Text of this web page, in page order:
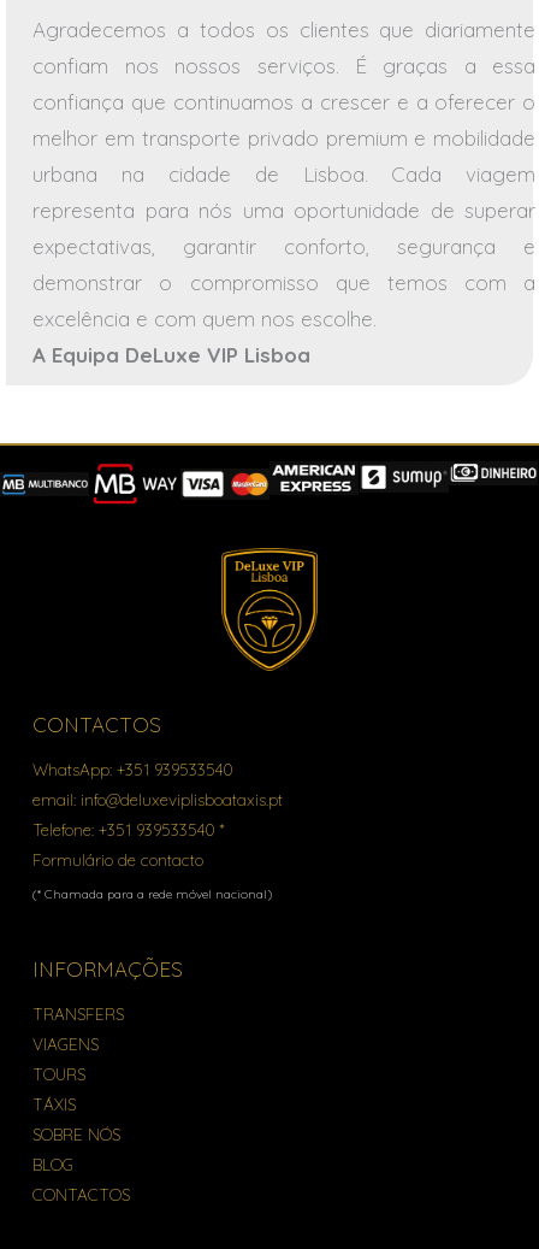
Agradecemos a todos os clientes que diariamente
confiam nos nossos serviços. É graças a essa
confiança que continuamos a crescer e a oferecer o
melhor em transporte privado premium e mobilidade
urbana na cidade de Lisboa. Cada viagem
representa para nós uma oportunidade de superar
expectativas, garantir conforto, segurança e
demonstrar o compromisso que temos com a
excelência e com quem nos escolhe.
A Equipa DeLuxe VIP Lisboa
CONTACTOS
WhatsApp: +351 939533540
email: info@deluxeviplisboataxis.pt
Telefone: +351 939533540 *
Formulário de contacto
(* Chamada para a rede móvel nacional)
INFORMAÇÕES
TRANSFERS
VIAGENS
TOURS
TÁXIS
SOBRE NÓS
BLOG
CONTACTOS